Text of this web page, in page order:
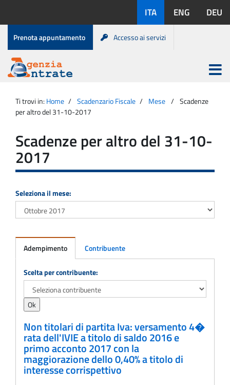
contenuto
disponibili:
ITA ENG DEU
Menu
di
servizio
Prenota appuntamento Accesso ai servizi
Agenzia
Entrate
Apri
menu
principale
Ti trovi in: Home Scadenzario Fiscale Mese
Scadenze
per altro del 31-10-2017
Scadenze per altro del 31-10-
2017
Seleziona il mese:
Adempimento Contribuente
Adempimento
Scelta per contribuente:
Non titolari di partita Iva: versamento 4�
rata dell'IVIE a titolo di saldo 2016 e
primo acconto 2017 con la
maggiorazione dello 0,40% a titolo di
interesse corrispettivo